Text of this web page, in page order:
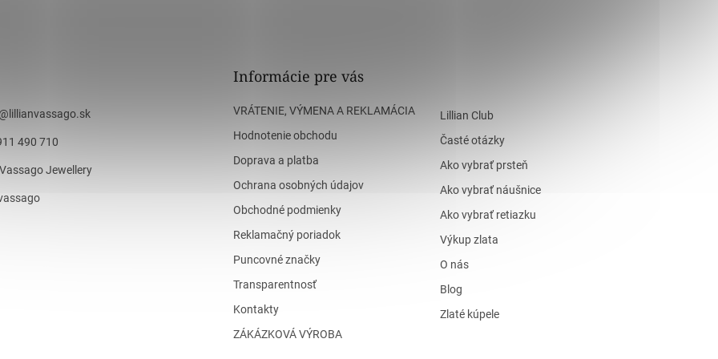
@ lillianvassago.sk
490 710
Jewellery
Informácie pre vás
VRÁTENIE, VÝMENA A REKLAMÁCIA
Hodnotenie obchodu
Doprava a platba
Ochrana osobných údajov
Obchodné podmienky
Reklamačný poriadok
Puncovné značky
Transparentnosť
Kontakty
ZÁKÁZKOVÁ VÝROBA
Lillian Club
Časté otázky
Ako vybrať prsteň
Ako vybrať náušnice
Ako vybrať retiazku
Výkup zlata
O nás
Blog
Zlaté kúpele